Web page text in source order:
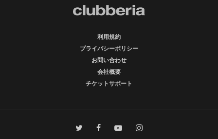
利用規約
プライバシーポリシー
お問い合わせ
会社概要
チケットサポート